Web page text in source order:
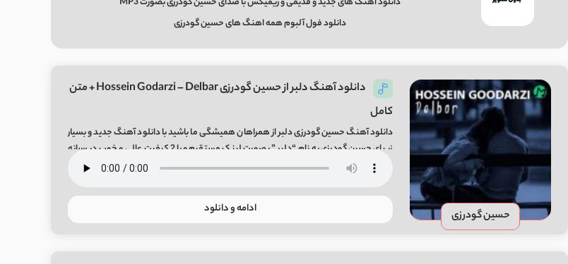
دانلود فول آلبوم همه اهنگ های حسین گودرزی
حسین گودرزی
دانلود آهنگ دلبر از حسین گودرزی Hossein Godarzi – Delbar + متن
کامل
دانلود آهنگ حسین گودرزی دلبر از همراهان همیشگی ما باشید با دانلود آهنگ جدید و بسیار
زیبای حسین گودرزی به نام “دلبر ” بصورت لینک مستقیم و با 2 کیفیت عالی و خوب در رسانه
معتبر میفا موزیک Delbar Song By Hossein Godarzi From Mifa-Music
ادامه و دانلود